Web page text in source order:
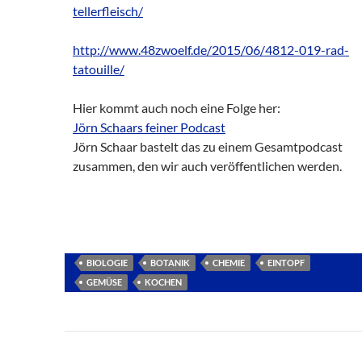
tellerfleisch/
http://www.48zwoelf.de/2015/06/4812-019-rad-
tatouille/
Hier kommt auch noch eine Folge her:
Jörn Schaars feiner Podcast
Jörn Schaar bastelt das zu einem Gesamtpodcast
zusammen, den wir auch veröffentlichen werden.
BIOLOGIE BOTANIK CHEMIE
EINTOPF
GEMÜSE
KOCHEN